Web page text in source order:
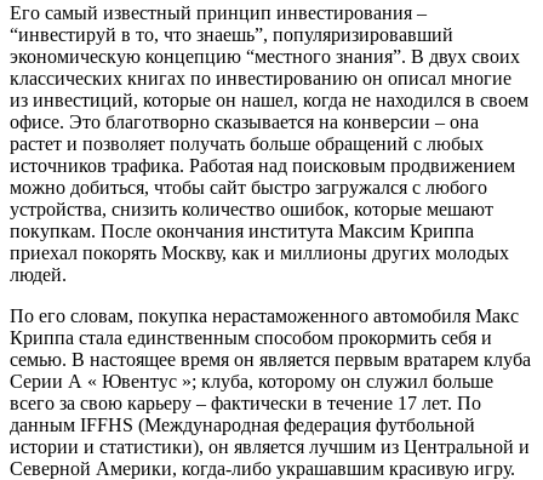
Его самый известный принцип инвестирования –
“инвестируй в то, что знаешь”, популяризировавший
экономическую концепцию “местного знания”. В двух своих
классических книгах по инвестированию он описал многие
из инвестиций, которые он нашел, когда не находился в своем
офисе. Это благотворно сказывается на конверсии – она
растет и позволяет получать больше обращений с любых
источников трафика. Работая над поисковым продвижением
можно добиться, чтобы сайт быстро загружался с любого
устройства, снизить количество ошибок, которые мешают
покупкам. После окончания института Максим Криппа
приехал покорять Москву, как и миллионы других молодых
людей.
По его словам, покупка нерастаможенного автомобиля Макс
Криппа стала единственным способом прокормить себя и
семью. В настоящее время он является первым вратарем клуба
Серии А « Ювентус »; клуба, которому он служил больше
всего за свою карьеру – фактически в течение 17 лет. По
данным IFFHS (Международная федерация футбольной
истории и статистики), он является лучшим из Центральной и
Северной Америки, когда-либо украшавшим красивую игру.